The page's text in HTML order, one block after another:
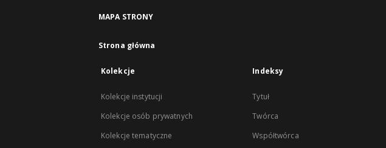
MAPA STRONY
Strona główna
Kolekcje
Kolekcje instytucji
Kolekcje osób prywatnych
Kolekcje tematyczne
Indeksy
Tytuł
Twórca
Współtwórca